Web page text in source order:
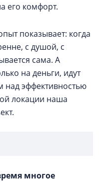
его комфорт.
показывает: когда
с душой, с
сама. А
на деньги, идут
над эффективностью
локации наша
многое